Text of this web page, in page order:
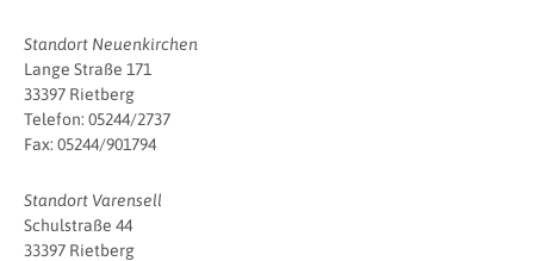
Standort Neuenkirchen
Lange Straße 171
33397 Rietberg
Telefon: 05244/2737
Fax: 05244/901794
Standort Varensell
Schulstraße 44
33397 Rietberg